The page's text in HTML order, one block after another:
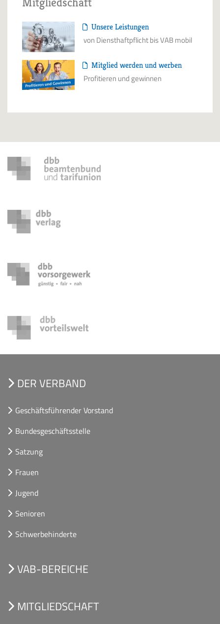
Unsere Leistungen
von Diensthaftpflicht bis VAB mobil
Mitglied werden und werben
Profitieren und gewinnen
DER VERBAND
Geschäftsführender Vorstand
Bundesgeschäftsstelle
Satzung
Frauen
Jugend
Senioren
Schwerbehinderte
VAB-BEREICHE
MITGLIEDSCHAFT